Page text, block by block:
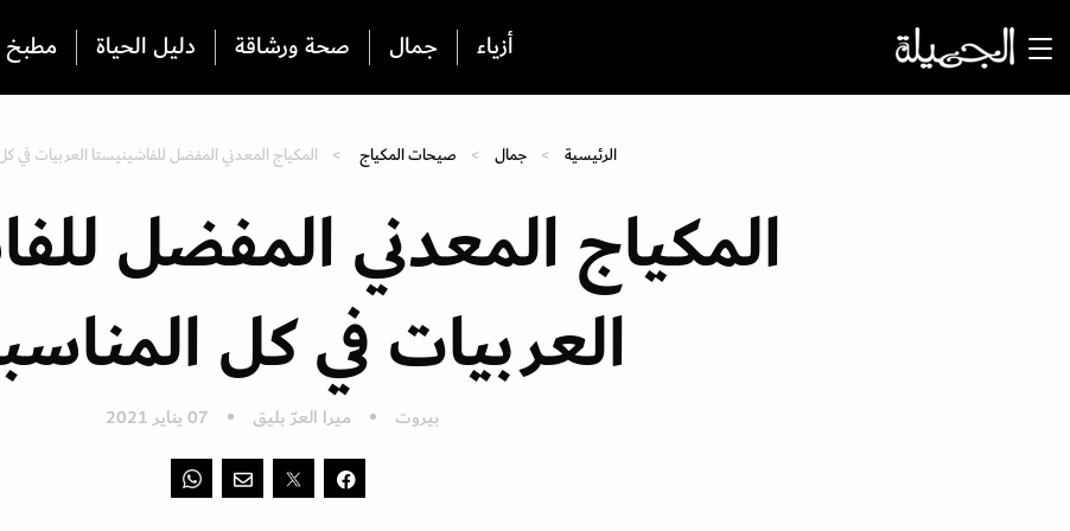
أزياء جمال صحة ورشاقة دليل الحياة مطبخ
الرئيسية جمال صيحات المكياج المكياج المعدني المفضل للفاشينيستا العربيات في
المكياج المعدني المفضل
العربيات في كل
بيروت ميرا العرّ بليق 07 يناير 2021